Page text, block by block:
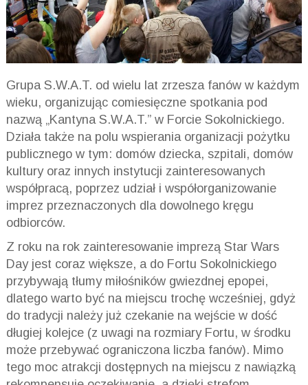
Grupa S.W.A.T. od wielu lat zrzesza fanów w każdym
wieku, organizując comiesięczne spotkania pod
nazwą „Kantyna S.W.A.T.” w Forcie Sokolnickiego.
Działa także na polu wspierania organizacji pożytku
publicznego w tym: domów dziecka, szpitali, domów
kultury oraz innych instytucji zainteresowanych
współpracą, poprzez udział i współorganizowanie
imprez przeznaczonych dla dowolnego kręgu
odbiorców.
Z roku na rok zainteresowanie imprezą Star Wars
Day jest coraz większe, a do Fortu Sokolnickiego
przybywają tłumy miłośników gwiezdnej epopei,
dlatego warto być na miejscu trochę wcześniej, gdyż
do tradycji należy już czekanie na wejście w dość
długiej kolejce (z uwagi na rozmiary Fortu, w środku
może przebywać ograniczona liczba fanów). Mimo
tego moc atrakcji dostępnych na miejscu z nawiązką